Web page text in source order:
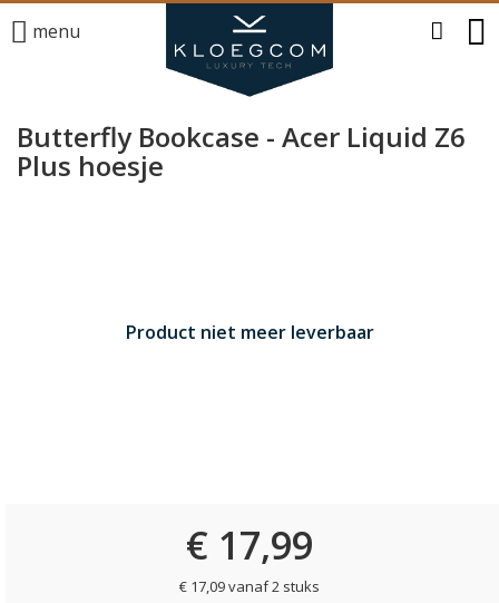
menu
Butterfly Bookcase - Acer Liquid Z6
Plus hoesje
Product niet meer leverbaar
€ 17,99
€ 17,09 vanaf 2 stuks